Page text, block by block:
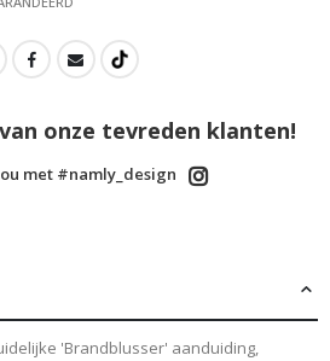
onze tevreden klanten!
met #namly_design
'Brandblusser' aanduiding,